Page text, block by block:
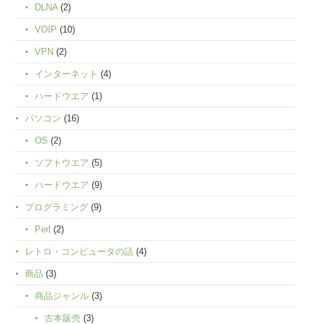
DLNA (2)
VOIP (10)
VPN (2)
インターネット (4)
ハードウエア (1)
パソコン (16)
OS (2)
ソフトウエア (5)
ハードウエア (9)
プログラミング (9)
Perl (2)
レトロ・コンピュータの話 (4)
商品 (3)
商品ジャンル (3)
古本販売 (3)